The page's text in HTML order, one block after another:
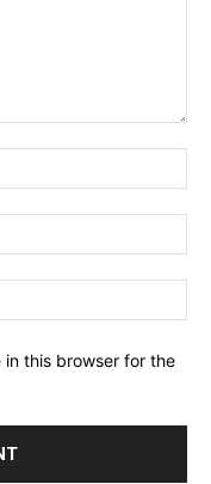
in this browser for the